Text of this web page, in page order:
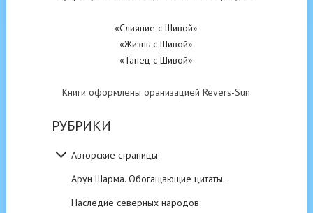
«Слияние с Шивой»
«Жизнь с Шивой»
«Танец с Шивой»
Книги оформлены оранизацией Revers-Sun
РУБРИКИ
Авторские страницы
Арун Шарма. Обогащающие цитаты.
Наследие северных народов